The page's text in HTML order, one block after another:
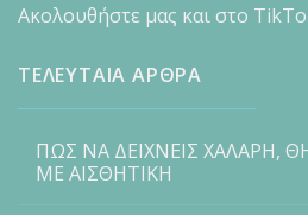
Ακολουθήστε μας και στο
ΤΕΛΕΥΤΑΙΑ ΑΡΘΡΑ
ΠΩΣ ΝΑ ΔΕΙΧΝΕΙΣ ΧΑΛΑΡΗ,
ΜΕ ΑΙΣΘΗΤΙΚΗ